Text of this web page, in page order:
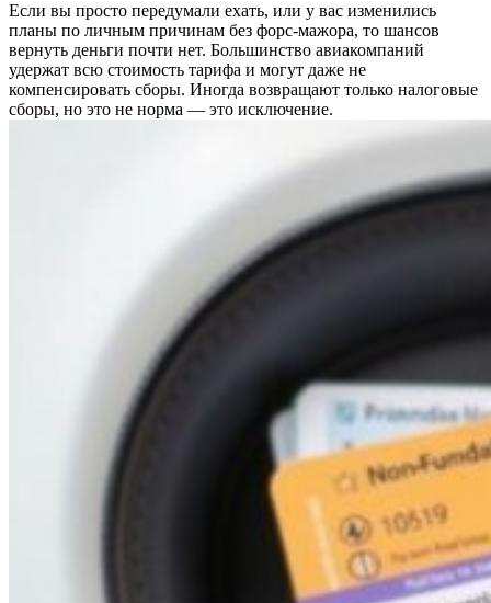
Если вы просто передумали ехать, или у вас изменились
планы по личным причинам без форс-мажора, то шансов
вернуть деньги почти нет. Большинство авиакомпаний
удержат всю стоимость тарифа и могут даже не
компенсировать сборы. Иногда возвращают только налоговые
сборы, но это не норма — это исключение.